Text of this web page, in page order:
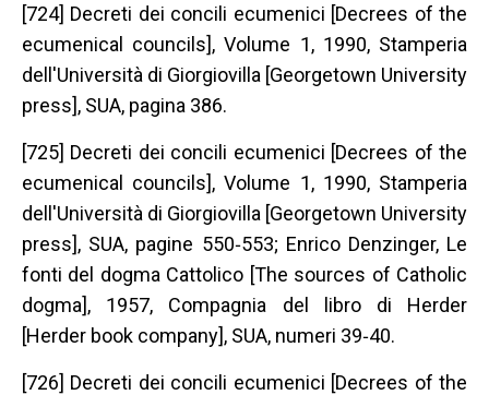
[724] Decreti dei concili ecumenici [Decrees of the
ecumenical councils], Volume 1, 1990, Stamperia
dell'Università di Giorgiovilla [Georgetown University
press], SUA, pagina 386.
[725] Decreti dei concili ecumenici [Decrees of the
ecumenical councils], Volume 1, 1990, Stamperia
dell'Università di Giorgiovilla [Georgetown University
press], SUA, pagine 550‐553; Enrico Denzinger, Le
fonti del dogma Cattolico [The sources of Catholic
dogma], 1957, Compagnia del libro di Herder
[Herder book company], SUA, numeri 39‐40.
[726] Decreti dei concili ecumenici [Decrees of the